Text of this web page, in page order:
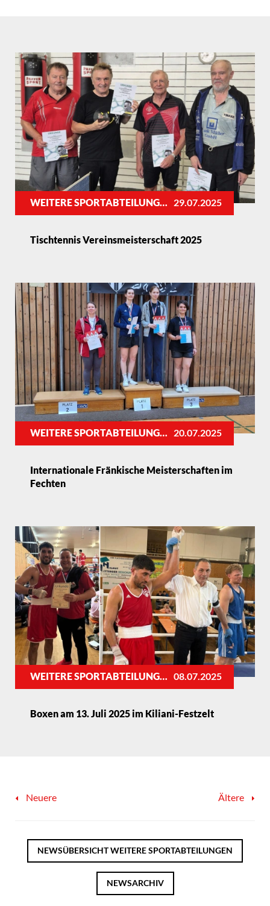
Tischtennis Vereinsmeisterschaft 2025
WEITERE SPORTABTEILUNGEN 29.07.2025
Internationale Fränkische Meisterschaften im
Fechten
WEITERE SPORTABTEILUNGEN 20.07.2025
Boxen am 13. Juli 2025 im Kiliani-Festzelt
WEITERE SPORTABTEILUNGEN 08.07.2025
Neuere Ältere
NEWSÜBERSICHTWEITERE SPORTABTEILUNGEN
NEWSARCHIV